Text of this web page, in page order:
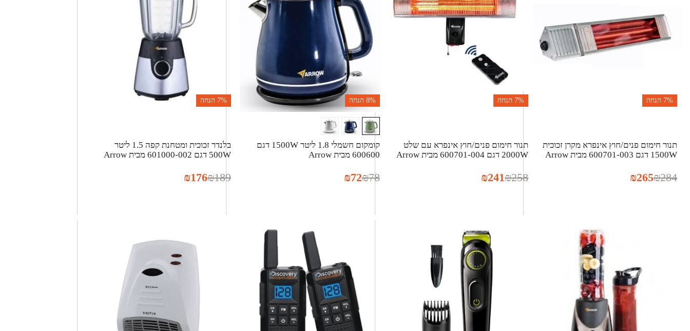
7% הנחה
תנור חימום פנים/חוץ אינפרא מקרן זכוכית
1500W דגם 600701-003 מבית Arrow
₪284
₪265
7% הנחה
תנור חימום פנים/חוץ אינפרא עם שלט
2000W דגם 600701-004 מבית Arrow
₪258
₪241
8% הנחה
קומקום חשמלי 1.8 ליטר 1500W דגם
600600 מבית Arrow
₪78
₪72
7% הנחה
בלנדר זכוכית ומטחנת קפה 1.5 ליטר
500W דגם 601000-002 מבית Arrow
₪189
₪176